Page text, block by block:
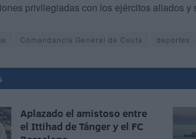
privilegiadas con los ejércitos aliados y
Comandancia General de Ceuta deportes
Aplazado el amistoso entre
el Ittihad de Tánger y el FC